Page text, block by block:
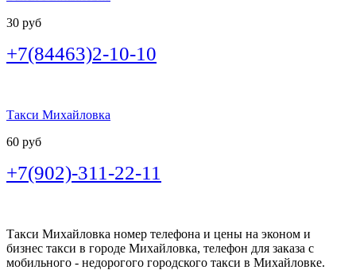
30 руб
+7(84463)2-10-10
Такси Михайловка
60 руб
+7(902)-311-22-11
Такси Михайловка номер телефона и цены на эконом и
бизнес такси в городе Михайловка, телефон для заказа с
мобильного - недорогого городского такси в Михайловке.